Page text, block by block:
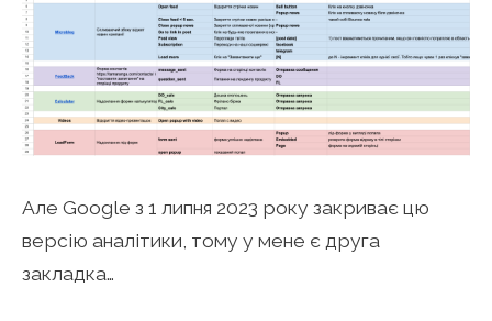
Але Google з 1 липня 2023 року закриває цю
версію аналітики, тому у мене є друга
закладка…